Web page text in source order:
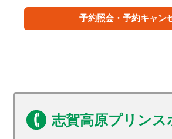
予約照会・予約キャン
志賀高原プリンス